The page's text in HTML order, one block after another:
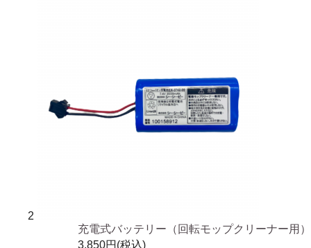
2
充電式バッテリー（回転モップクリーナー用）
3,850円(税込)